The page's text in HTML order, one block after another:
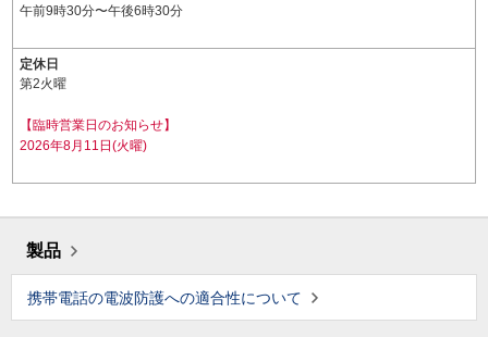
午前9時30分〜午後6時30分
定休日
第2火曜
【臨時営業日のお知らせ】
2026年8月11日(火曜)
製品
携帯電話の電波防護への適合性について